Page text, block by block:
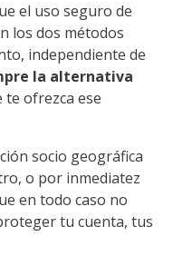
el uso seguro de
los dos métodos
independiente de
la alternativa
te ofrezca ese
socio geográfica
o por inmediatez
en todo caso no
tu cuenta, tus